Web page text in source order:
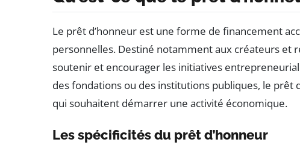
Le prêt d’honneur est une forme de financement
personnelles. Destiné notamment aux créateurs et
soutenir et encourager les initiatives
des fondations ou des institutions publiques, le prêt
qui souhaitent démarrer une activité économique.
Les spécificités du prêt d’honneur